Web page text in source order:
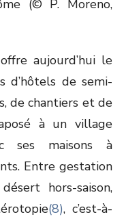
(© P. Moreno,
aujourd’hui le
d’hôtels de semi-
de chantiers et de
à un village
ses maisons à
Entre gestation
hors-saison,
(8), c’est-à-